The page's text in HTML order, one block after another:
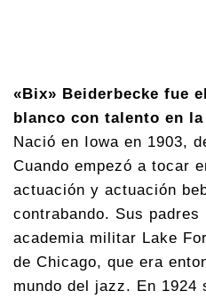
«Bix» Beiderbecke fue
blanco con talento en
Nació en Iowa en 1903,
Cuando empezó a tocar
actuación y actuación
contrabando. Sus
academia militar Lake
de Chicago, que era
mundo del jazz. En 1924